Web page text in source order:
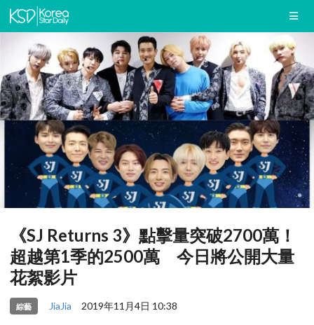
《SJ Returns 3》點擊量突破2700萬！
超越第1季的2500萬 今日將公開大量
花絮影片
綜藝 JiaJia 2019年11月4日 10:38